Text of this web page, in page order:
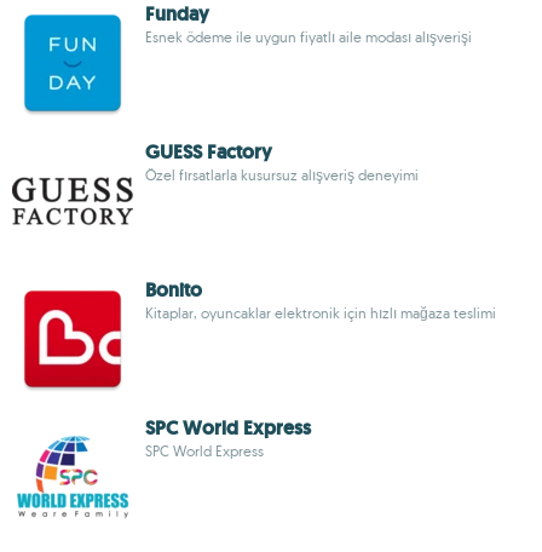
Funday
Esnek ödeme ile uygun fiyatlı aile modası alışverişi
GUESS Factory
Özel fırsatlarla kusursuz alışveriş deneyimi
Bonito
Kitaplar, oyuncaklar elektronik için hızlı mağaza teslimi
SPC World Express
SPC World Express